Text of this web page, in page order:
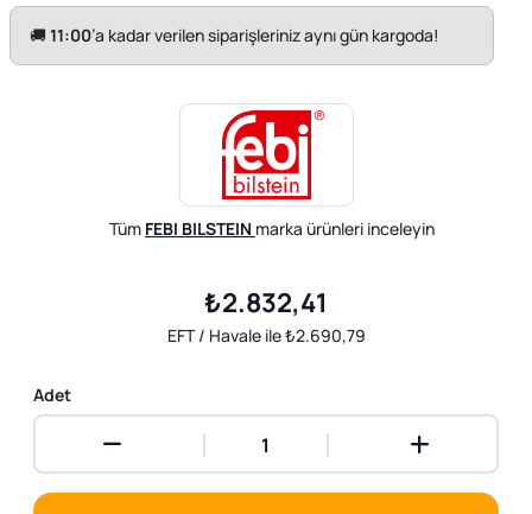
🚚11:00’a kadar verilen siparişleriniz aynı gün kargoda!
Tüm FEBI BILSTEIN marka ürünleri inceleyin
₺2.832,41
EFT / Havale ile ₺2.690,79
Adet